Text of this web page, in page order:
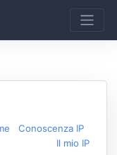
Conoscenza IP
Il mio IP